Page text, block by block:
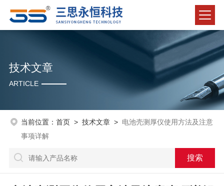
技术文章
ARTICLE
当前位置： 首页> 技术文章> 电池壳测厚仪使用方法及注意
事项详解